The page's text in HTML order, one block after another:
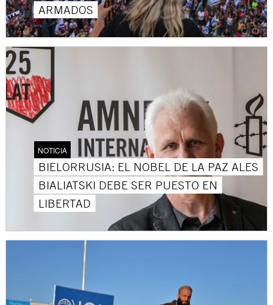
ARMADOS
NOTICIA
BIELORRUSIA: EL NOBEL DE LA PAZ ALES
BIALIATSKI DEBE SER PUESTO EN
LIBERTAD